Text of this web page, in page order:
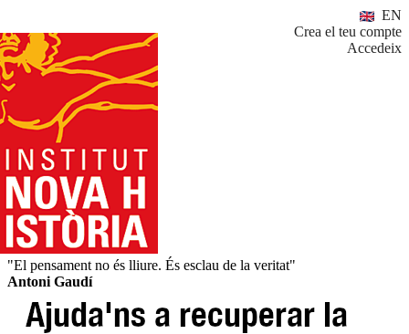
EN
Crea el teu compte
Accedeix
"El pensament no és lliure. És esclau de la veritat"
Antoni Gaudí